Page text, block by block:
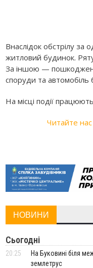
Внаслідок обстрілу за
житловий будинок.
За іншою —
споруди та
На місці події
Читайте
НОВИНИ
Сьогодні
20:25
На Буковині біля
землетрус